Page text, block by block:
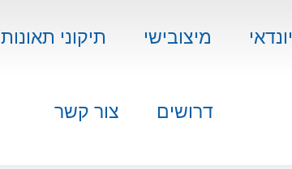
יונדאי מיצובישי תיקוני תאונות
דרושים צור קשר